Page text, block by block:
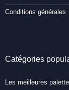
Conditions générales
Catégories
Les meilleures